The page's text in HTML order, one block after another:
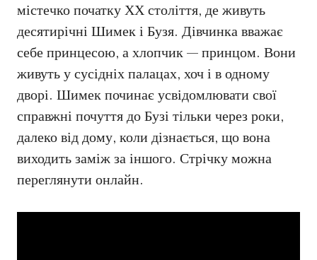
містечко початку ХХ століття, де живуть
десятирічні Шимек і Бузя. Дівчинка вважає
себе принцесою, а хлопчик — принцом. Вони
живуть у сусідніх палацах, хоч і в одному
дворі. Шимек починає усвідомлювати свої
справжні почуття до Бузі тільки через роки,
далеко від дому, коли дізнається, що вона
виходить заміж за іншого. Стрічку можна
переглянути онлайн.